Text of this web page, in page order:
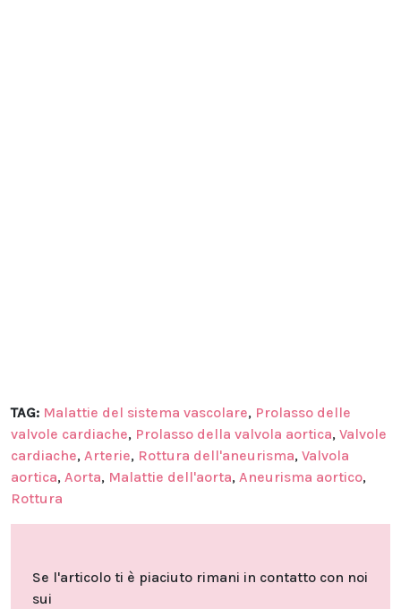
TAG: Malattie del sistema vascolare, Prolasso delle
valvole cardiache, Prolasso della valvola aortica, Valvole
cardiache, Arterie, Rottura dell'aneurisma, Valvola
aortica, Aorta, Malattie dell'aorta, Aneurisma aortico,
Rottura
Se l'articolo ti è piaciuto rimani in contatto con noi
sui